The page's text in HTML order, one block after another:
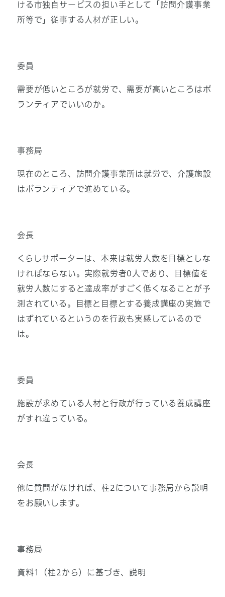
ける市独自サービスの担い手として「訪問介護事業
所等で」従事する人材が正しい。
委員
需要が低いところが就労で、需要が高いところはボ
ランティアでいいのか。
事務局
現在のところ、訪問介護事業所は就労で、介護施設
はボランティアで進めている。
会長
くらしサポーターは、本来は就労人数を目標としな
ければならない。実際就労者0人であり、目標値を
就労人数にすると達成率がすごく低くなることが予
測されている。目標と目標とする養成講座の実施で
はずれているというのを行政も実感しているので
は。
委員
施設が求めている人材と行政が行っている養成講座
がすれ違っている。
会長
他に質問がなければ、柱2について事務局から説明
をお願いします。
事務局
資料1（柱2から）に基づき、説明